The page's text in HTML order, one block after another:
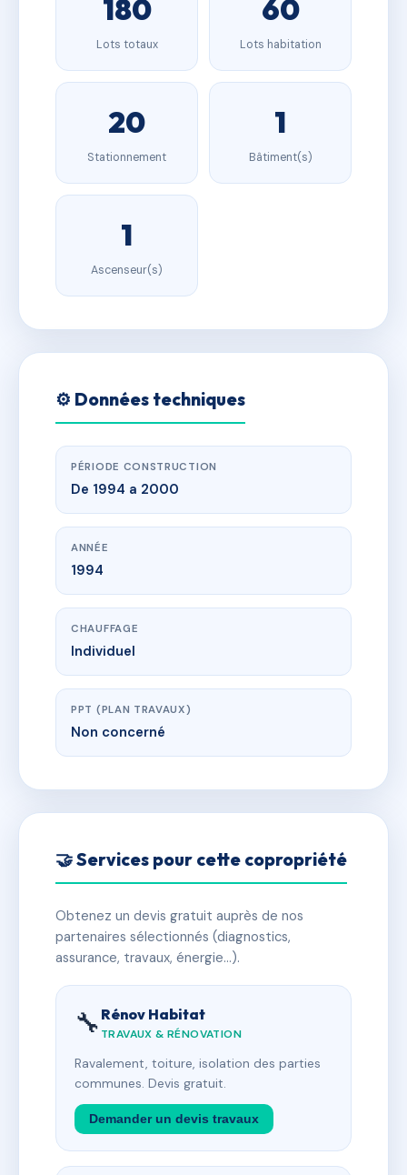
180
Lots totaux
60
Lots habitation
20
Stationnement
1
Bâtiment(s)
1
Ascenseur(s)
⚙️ Données techniques
PÉRIODE CONSTRUCTION
De 1994 a 2000
ANNÉE
1994
CHAUFFAGE
Individuel
PPT (PLAN TRAVAUX)
Non concerné
🤝 Services pour cette copropriété
Obtenez un devis gratuit auprès de nos
partenaires sélectionnés (diagnostics,
assurance, travaux, énergie…).
🔧 Rénov Habitat
TRAVAUX & RÉNOVATION
Ravalement, toiture, isolation des parties
communes. Devis gratuit.
Demander un devis travaux